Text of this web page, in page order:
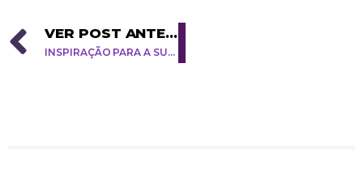
VER POST ANTERIOR
INSPIRAÇÃO PARA A SUA JORNADA – Kurah Life